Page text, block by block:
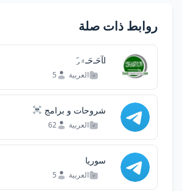
روابط ذات صلة
اﺂﺣَـﺣَـ۾. َِ ️
العربية 5
شروحات و برامج
العربية 62
سوريا
العربية 5